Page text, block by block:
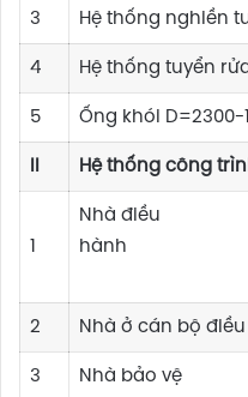
3 Hệ thống nghiền
4 Hệ thống tuyển
5 Ống khói D=2300-
Hệ thống công
1
Nhà điều
2 Nhà ở cán bộ
3 Nhà bảo vệ